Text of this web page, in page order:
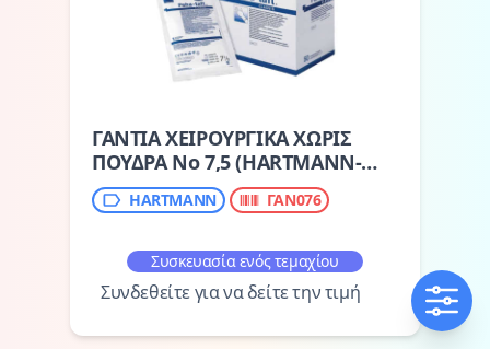
ΓΑΝΤΙΑ ΧΕΙΡΟΥΡΓΙΚΑ ΧΩΡΙΣ
ΠΟΥΔΡΑ No 7,5 (HARTMANN-
PEHA-TAFT)
HARTMANN ΓΑΝ076
Συσκευασία ενός τεμαχίου
Συνδεθείτε για να δείτε την τιμή